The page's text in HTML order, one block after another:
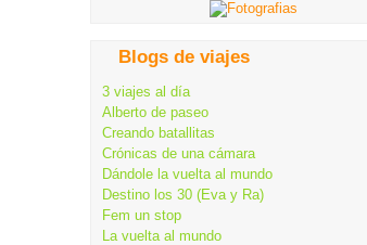
Blogs de viajes
3 viajes al día
Alberto de paseo
Creando batallitas
Crónicas de una cámara
Dándole la vuelta al mundo
Destino los 30 (Eva y Ra)
Fem un stop
La vuelta al mundo